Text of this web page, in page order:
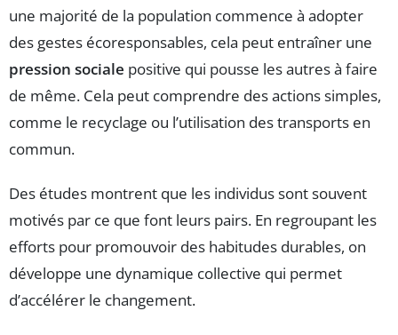
une majorité de la population commence à adopter
des gestes écoresponsables, cela peut entraîner une
pression sociale positive qui pousse les autres à faire
de même. Cela peut comprendre des actions simples,
comme le recyclage ou l’utilisation des transports en
commun.
Des études montrent que les individus sont souvent
motivés par ce que font leurs pairs. En regroupant les
efforts pour promouvoir des habitudes durables, on
développe une dynamique collective qui permet
d’accélérer le changement.